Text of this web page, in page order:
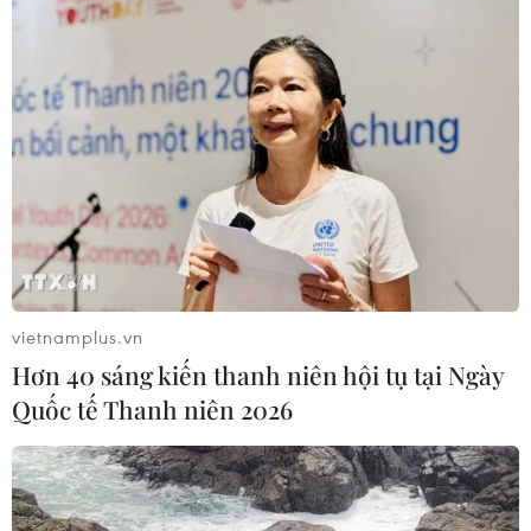
Tổng Biên tập: TRẦN TIẾN DUẨN
Phó Tổng Biên tập: NGUYỄN THỊ TÁM, KHÚC THANH
THỦY
Quy định sử dụng
RSS
Hỗ trợ
Ngôn ngữ
TTXVN
Dịch vụ tin
Quảng cáo
Liên hệ
Giấy phép số: 1374/GP-BTTTT do Bộ Thông tin và Truyền thông
cấp ngày 11/9/2008.
vietnamplus.vn
Hơn 40 sáng kiến thanh niên hội tụ tại Ngày
Quốc tế Thanh niên 2026